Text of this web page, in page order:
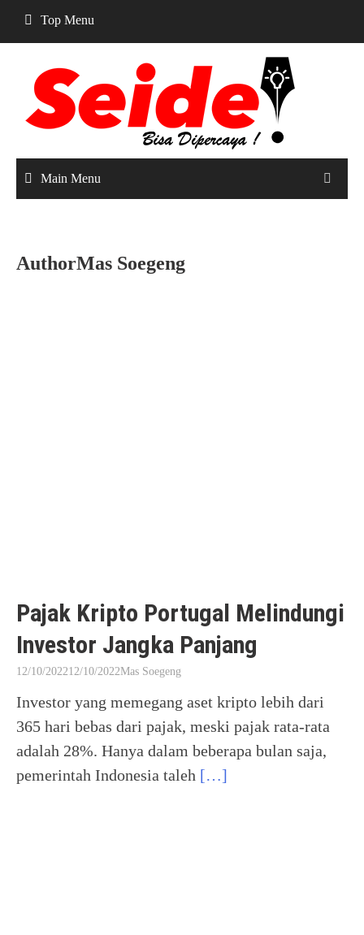
content
Top Menu
Main Menu
AuthorMas Soegeng
Pajak Kripto Portugal Melindungi
Investor Jangka Panjang
12/10/202212/10/2022Mas Soegeng
Investor yang memegang aset kripto lebih dari
365 hari bebas dari pajak, meski pajak rata-rata
adalah 28%. Hanya dalam beberapa bulan saja,
pemerintah Indonesia taleh […]